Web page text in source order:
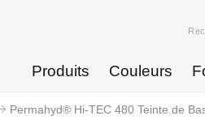
Produits Couleurs
Permahyd® Hi-TEC 480 Teinte de